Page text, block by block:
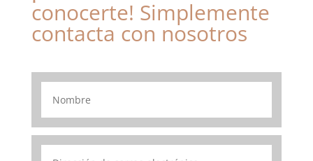
conocerte! Simplemente
contacta con nosotros